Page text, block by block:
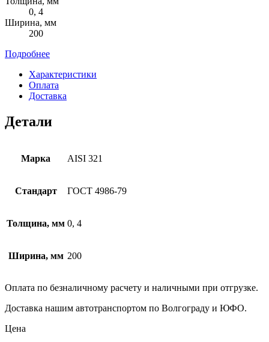
0, 4
Ширина, мм
200
Подробнее
Характеристики
Оплата
Доставка
Детали
Марка AISI 321
Стандарт ГОСТ 4986-79
Толщина, мм 0, 4
Ширина, мм 200
Оплата по безналичному расчету и наличными при отгрузке.
Доставка нашим автотранспортом по Волгограду и ЮФО.
Цена